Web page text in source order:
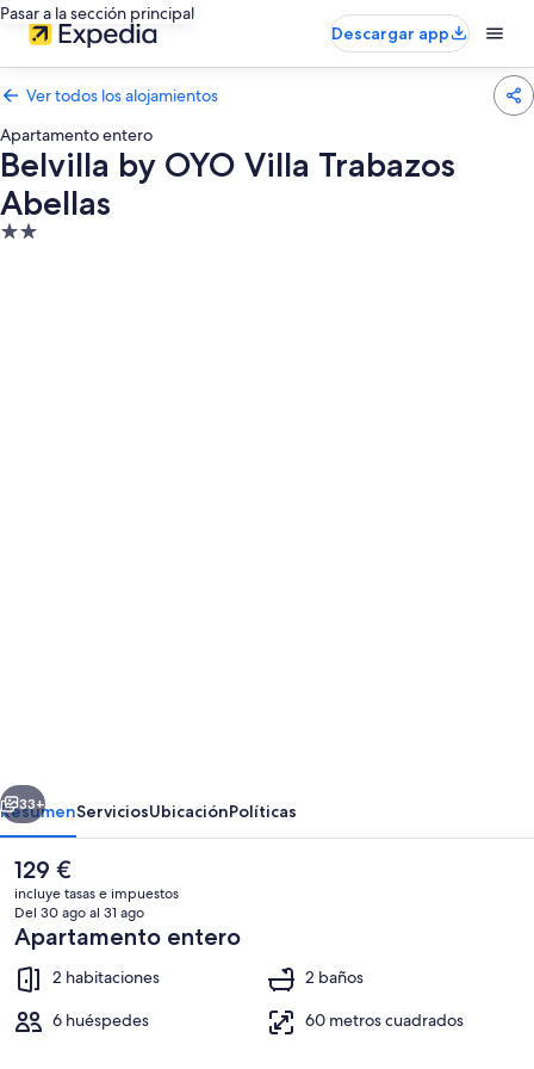
Pasar a la sección principal
Descargar app
Ver todos los alojamientos
Apartamento entero
Belvilla by OYO Villa Trabazos
Abellas
Alojamiento
Trabazos
Abellas
Siguiente
33+
ResumenServiciosUbicaciónPolíticas
El
precio
actual
es
de
129 €
129 €
incluye tasas e impuestos
Del 30 ago al 31 ago
Apartamento entero
2 habitaciones
2 baños
6 huéspedes
60 metros cuadrados